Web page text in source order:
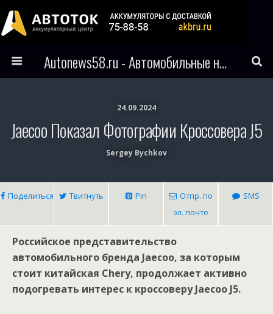
Autonews58.ru - Автомобильные новости Пензы и всего мира
24.09.2024
Jaecoo Показал Фотографии Кроссовера J5
Sergey Bychkov
Поделиться Твитнуть Pin
Отпр. по
эл. почте
SMS
Российское представительство
автомобильного бренда Jaecoo, за которым
стоит китайская Chery, продолжает активно
подогревать интерес к кроссоверу Jaecoo J5.